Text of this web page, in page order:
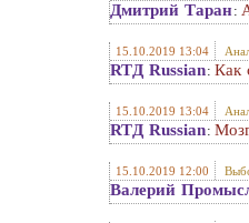
Дмитрий Таран:
15.10.2019 13:04
RTД Russian: Как
15.10.2019 13:04
RTД Russian:
15.10.2019 12:00
Валерий